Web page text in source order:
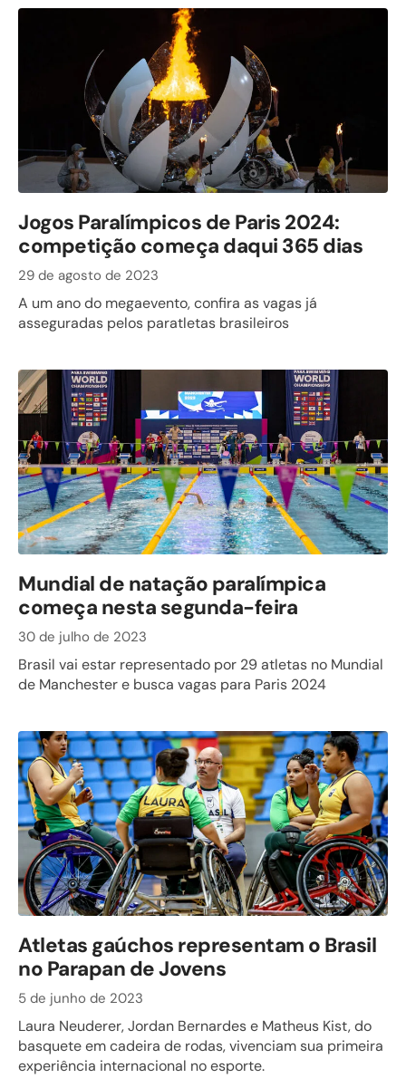
Jogos Paralímpicos de Paris 2024:
competição começa daqui 365 dias
29 de agosto de 2023
A um ano do megaevento, confira as vagas já
asseguradas pelos paratletas brasileiros
Mundial de natação paralímpica
começa nesta segunda-feira
30 de julho de 2023
Brasil vai estar representado por 29 atletas no Mundial
de Manchester e busca vagas para Paris 2024
Atletas gaúchos representam o Brasil
no Parapan de Jovens
5 de junho de 2023
Laura Neuderer, Jordan Bernardes e Matheus Kist, do
basquete em cadeira de rodas, vivenciam sua primeira
experiência internacional no esporte.